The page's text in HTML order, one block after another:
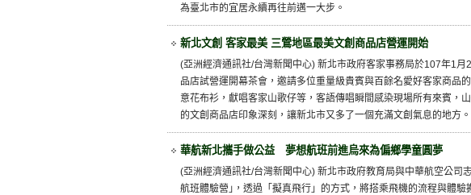
為臺北市的宜居永續再往前邁一大步。
新北文創 客家最美 三鶯地區最美文創商品店營運開始
(亞洲經濟通訊社/台灣新聞中心) 新北市政府客家事務局於107年1
品店試營運開幕茶會，邀請多位重量級貴賓與百餘名愛好客家商品
意花布衫，獻唱客家山歌仔等，客語傳唱瞬間感染現場所有來賓，
的文創商品店印象深刻，讓新北市又多了一個充滿文創氣息的地方。
華航新北攜手做公益 夢想航班前進烏來為偏鄉學童圓夢
(亞洲經濟通訊社/台灣新聞中心) 新北市政府教育局與中華航空公司
航班體驗營｣，透過「擬真飛行」的方式，將搭乘飛機的流程與體